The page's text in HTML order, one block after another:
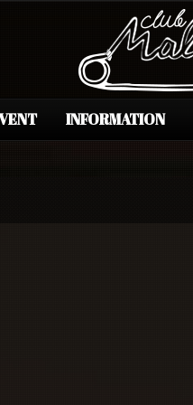
INFORMATION